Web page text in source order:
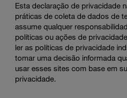
Esta declaração de privacidade
práticas de coleta de dados de
assume qualquer
políticas ou ações de
ler as políticas de privacidade
tomar uma decisão informada
usar esses sites com base em
privacidade.